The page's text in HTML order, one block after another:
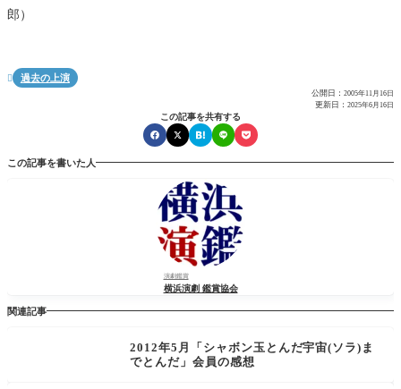
郎）
 過去の上演
公開日： 2005年11月16日
更新日： 2025年6月16日
この記事を共有する
この記事を書いた人
演劇鑑賞
横浜演劇 鑑賞協会
関連記事
2012年5月「シャボン玉とんだ宇宙(ソラ)ま
でとんだ」会員の感想